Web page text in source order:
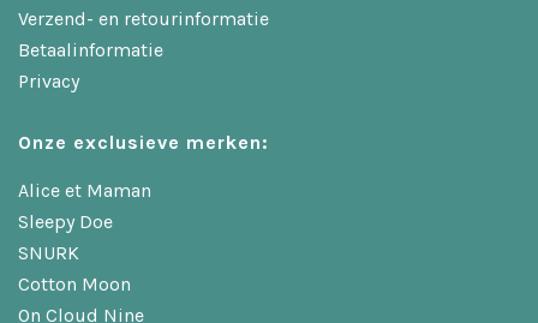
Verzend- en retourinformatie
Betaalinformatie
Privacy
Onze exclusieve merken:
Alice et Maman
Sleepy Doe
SNURK
Cotton Moon
On Cloud Nine